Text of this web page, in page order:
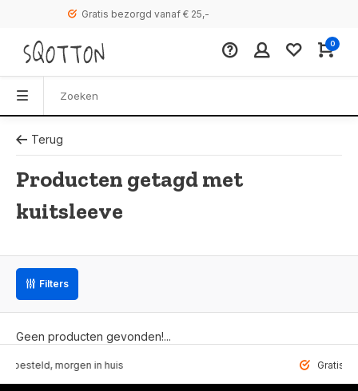
Gratis bezorgd vanaf € 25,-
0
Terug
Producten getagd met
kuitsleeve
Filters
Geen producten gevonden!...
morgen in huis Gratis